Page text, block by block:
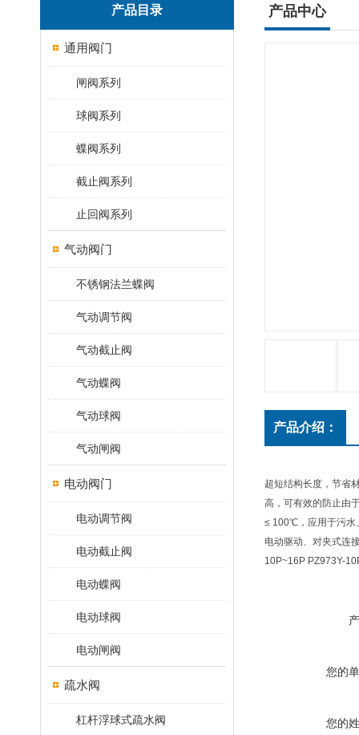
产品目录
通用阀门
闸阀系列
球阀系列
蝶阀系列
截止阀系列
止回阀系列
气动阀门
不锈钢法兰蝶阀
气动调节阀
气动截止阀
气动蝶阀
气动球阀
气动闸阀
电动阀门
电动调节阀
电动截止阀
电动蝶阀
电动球阀
电动闸阀
疏水阀
杠杆浮球式疏水阀
产品中心
产品介绍：
超短结构长度，节省
高，可有效的防止由
≤ 100℃，应用于污水
电动驱动、对夹式连
10P~16P PZ973Y-
您的
您的